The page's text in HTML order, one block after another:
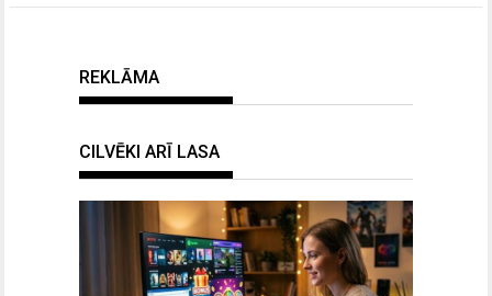
REKLĀMA
CILVĒKI ARĪ LASA